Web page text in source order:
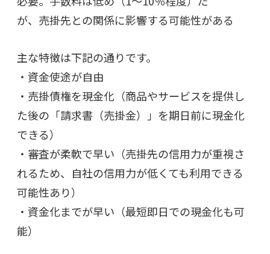
が、売掛先との関係に影響する可能性がある
主な特徴は下記の通りです。
・資金使途が自由
・売掛債権を現金化（商品やサービスを提供し
た後の「請求書（売掛金）」を期日前に現金化
できる）
・審査が柔軟で早い（売掛先の信用力が重視さ
れるため、自社の信用力が低くても利用できる
可能性あり）
・資金化までが早い（最短即日での現金化も可
能）